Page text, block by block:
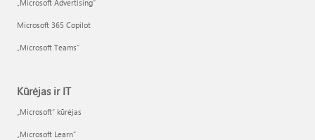
„Microsoft Advertising“
Microsoft 365 Copilot
„Microsoft Teams“
Kūrėjas ir IT
„Microsoft“ kūrėjas
„Microsoft Learn“